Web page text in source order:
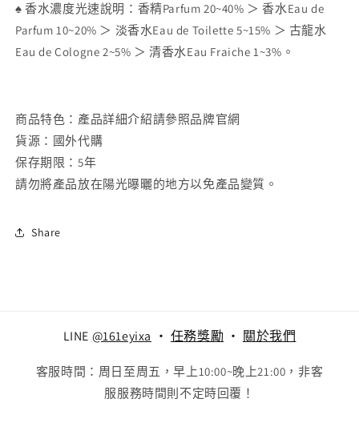
♠ 香水濃度光速說明：香精Parfum 20~40% ＞ 香水Eau de
Parfum 10~20% ＞ 淡香水Eau de Toilette 5~15% ＞ 古龍水
Eau de Cologne 2~5% ＞ 清香水Eau Fraiche 1~3%。
商品特色：產品詳細介紹請參照品牌官網
貨源：國外代購
保存期限：5年
請勿將產品放在陽光曝曬的地方以免產品變質。
Share
LINE @161eyixa ‧ 任務獎勵 ‧ 關於我們
客服時間：周日至周五，早上10:00~晚上21:00，非客
服服務時間則不定時回覆！